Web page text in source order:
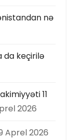
nə
da keçirilə
11
2026
Aprel 2026